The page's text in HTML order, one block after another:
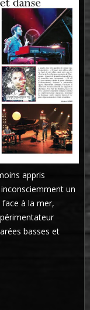
appris
inconsciemment un
à la mer,
basses et